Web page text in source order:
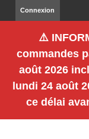
Connexion
⚠️
commandes
août 2026
lundi 24 août
ce délai